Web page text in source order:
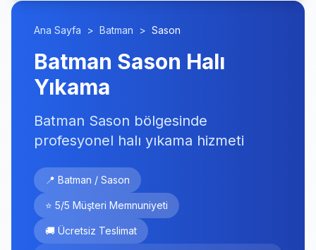
Ana Sayfa > Batman > Sason
Batman Sason Halı
Yıkama
Batman Sason bölgesinde
profesyonel halı yıkama hizmeti
📍 Batman / Sason
⭐ 5/5 Müşteri Memnuniyeti
🚚 Ücretsiz Teslimat